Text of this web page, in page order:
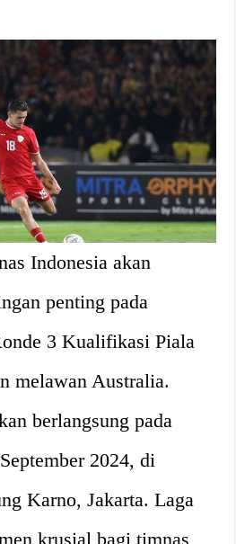
Indonesia akan
penting pada
3 Kualifikasi Piala
melawan Australia.
berlangsung pada
2024, di
Karno, Jakarta. Laga
krusial bagi timnas